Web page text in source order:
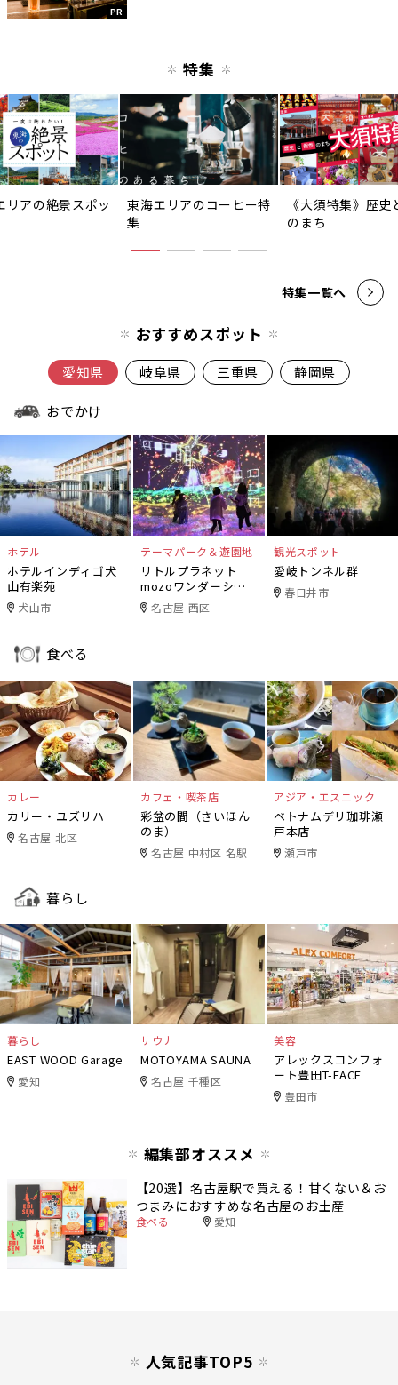
PR
特集
リアの絶景スポッ
東海エリアのコーヒー特
集
《大須特集》歴史
のまち
特集一覧へ
おすすめスポット
愛知県 岐阜県 三重県 静岡県
おでかけ
ホテル
ホテルインディゴ犬
山有楽苑
犬山市
テーマパーク＆遊園地
リトルプラネット
mozoワンダーシテ
ィ 名古屋 西区
観光スポット
愛岐トンネル群
春日井市
食べる
カレー
カリー・ユズリハ
名古屋 北区
カフェ・喫茶店
彩盆の間（さいほん
のま）
名古屋 中村区 名駅
アジア・エスニック
ベトナムデリ珈琲瀬
戸本店
瀬戸市
暮らし
暮らし
EAST WOOD Garage
愛知
サウナ
MOTOYAMA SAUNA
名古屋 千種区
美容
アレックスコンフォ
ート豊田T-FACE
豊田市
編集部オススメ
【20選】名古屋駅で買える！甘くない＆お
つまみにおすすめな名古屋のお土産
食べる 愛知
人気記事TOP5